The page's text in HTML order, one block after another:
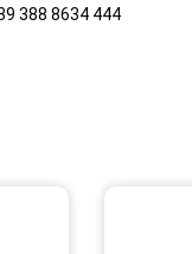
388 8634 444